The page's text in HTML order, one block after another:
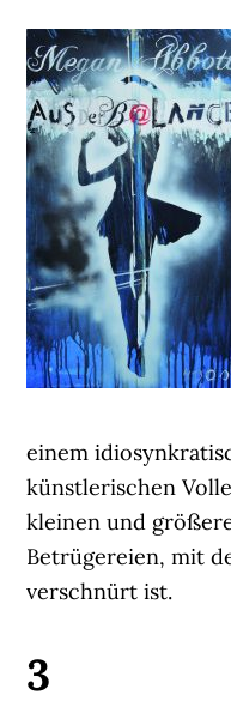
einem
künstlerischen
kleinen und
Betrügereien, mit
verschnürt ist.
3